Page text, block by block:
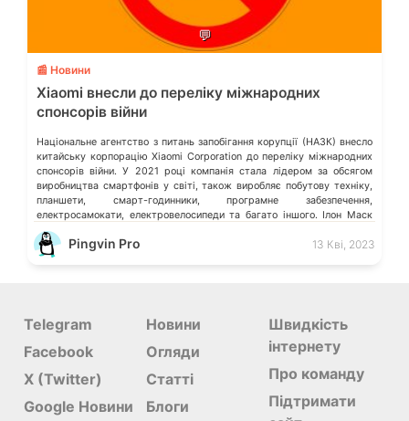
💬
📰 Новини
Xiaomi внесли до переліку міжнародних
спонсорів війни
Національне агентство з питань запобігання корупції (НАЗК) внесло
китайську корпорацію Xiaomi Corporation до переліку міжнародних
спонсорів війни. У 2021 році компанія стала лідером за обсягом
виробництва смартфонів у світі, також виробляє побутову техніку,
планшети, смарт-годинники, програмне забезпечення,
електросамокати, електровелосипеди та багато іншого. Ілон Маск
відмовився видаляти твіт мєдвєдєва про «зникнення України»
Microsoft більше не обслуговує […]
Pingvin Pro 13 Кві, 2023
Telegram
Facebook
X (Twitter)
Google Новини
Новини
Огляди
Статті
Блоги
Швидкість
інтернету
Про команду
Підтримати